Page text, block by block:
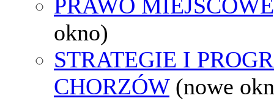
PRAWO
okno)
STRATEGIE I
CHORZÓW (nowe